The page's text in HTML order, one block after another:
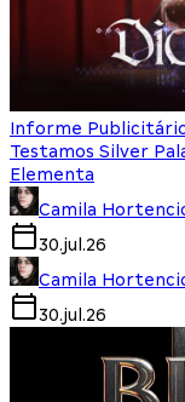
Informe
Testamos Silver
Elementa
Camila
30.jul.26
Camila
30.jul.26